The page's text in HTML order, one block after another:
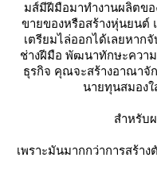
มส์มีฝีมือมาทำงานผลิตข
ขายของหรือสร้างหุ่นยนต์
เตรียมไล่ออกได้เลยหาก
ช่างฝีมือ พัฒนาทักษะควา
ธุรกิจ คุณจะสร้างอาณาจั
นายทุนสมอง
สำหรับ
เพราะมันมากกว่าการสร้า